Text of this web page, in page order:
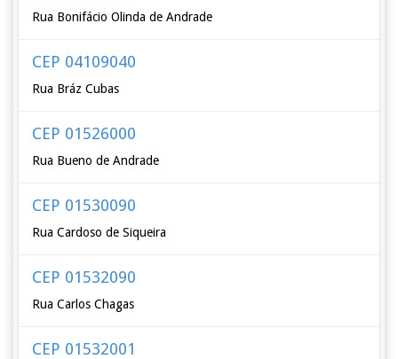
Rua Bonifácio Olinda de Andrade
CEP 04109040
Rua Bráz Cubas
CEP 01526000
Rua Bueno de Andrade
CEP 01530090
Rua Cardoso de Siqueira
CEP 01532090
Rua Carlos Chagas
CEP 01532001